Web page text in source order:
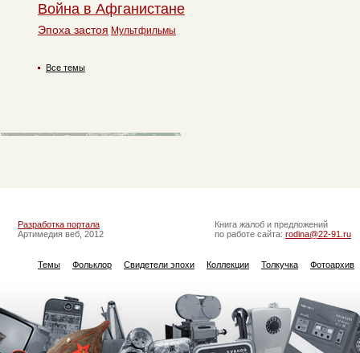
Война в Афганистане
Эпоха застоя Мультфильмы
Все темы
Разработка портала
Артимедия веб, 2012
Книга жалоб и предложений
по работе сайта: rodina@22-91.ru
Темы Фольклор Свидетели эпохи Коллекции Толкучка Фотоархив